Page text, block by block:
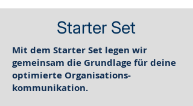
Starter Set
Mit dem Starter Set legen wir
gemeinsam die Grundlage für deine
optimierte Organisations-
kommunikation.